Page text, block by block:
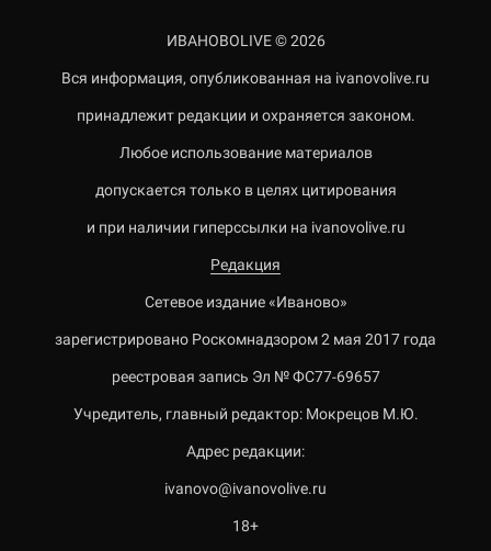
ИВАНОВОLIVE © 2026
Вся информация, опубликованная на ivanovolive.ru
принадлежит редакции и охраняется законом.
Любое использование материалов
допускается только в целях цитирования
и при наличии гиперссылки на ivanovolive.ru
Редакция
Сетевое издание «Иваново»
зарегистрировано Роскомнадзором 2 мая 2017 года
реестровая запись Эл № ФС77-69657
Учредитель, главный редактор: Мокрецов М.Ю.
Адрес редакции:
ivanovo@ivanovolive.ru
18+